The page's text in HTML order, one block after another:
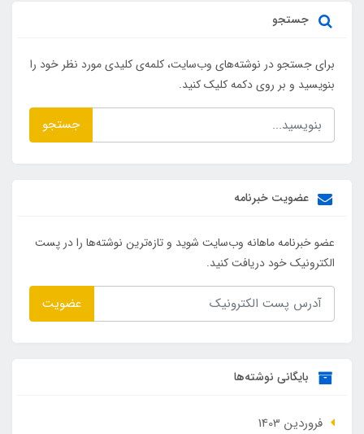
جستجو
برای جستجو در نوشته‌های وب‌سایت، کلمه‌ی کلیدی مورد نظر خود را
بنویسید و بر روی دکمه کلیک کنید.
جستجو
عضویت خبرنامه
عضو خبرنامه ماهانه وب‌سایت شوید و تازه‌ترین نوشته‌ها را در پست
الکترونیک خود دریافت کنید.
عضویت
بایگانی نوشته‌ها
فروردین 1403